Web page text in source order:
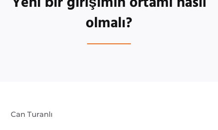
olmalı?
Can Turanlı